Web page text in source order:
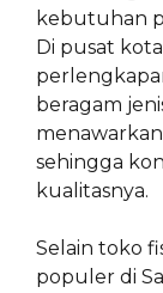
kebutuhan
Di pusat
beragam
sehingga
kualitasnya.
Selain toko
populer di